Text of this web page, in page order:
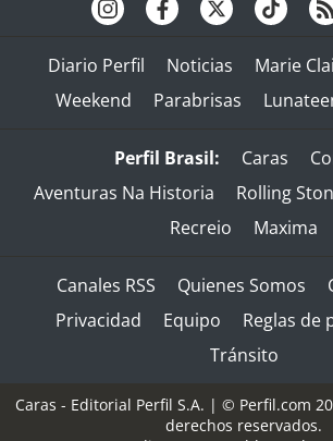
Diario Perfil Noticias Marie
Weekend
Parabrisas
Perfil Brasil: Caras
Aventuras Na Historia
Rolling
Recreio
Maxima
Canales RSS Quienes Somos
Privacidad
Equipo
Reglas de
Tránsito
Caras - Editorial Perfil S.A. | © Perfil.com
derechos reservados.